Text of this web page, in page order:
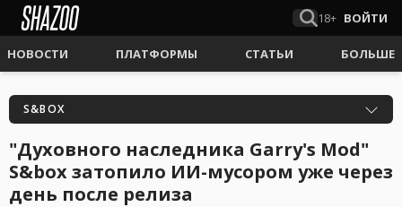
18+ ВОЙТИ
НОВОСТИ ПЛАТФОРМЫ СТАТЬИ БОЛЬШЕ
S&BOX
"Духовного наследника Garry's Mod"
S&box затопило ИИ-мусором уже через
день после релиза